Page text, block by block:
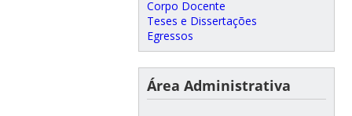
Corpo Docente
Teses e Dissertações
Egressos
Área Administrativa